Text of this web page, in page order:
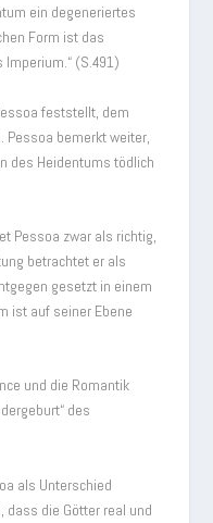
ein degeneriertes
Form ist das
(S.491)
feststellt, dem
Pessoa bemerkt weiter,
des Heidentums tödlich
Pessoa zwar als richtig,
betrachtet er als
gesetzt in einem
ist auf seiner Ebene
und die Romantik
des
als Unterschied
dass die Götter real und